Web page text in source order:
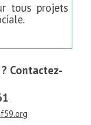
tous projets
Contactez-